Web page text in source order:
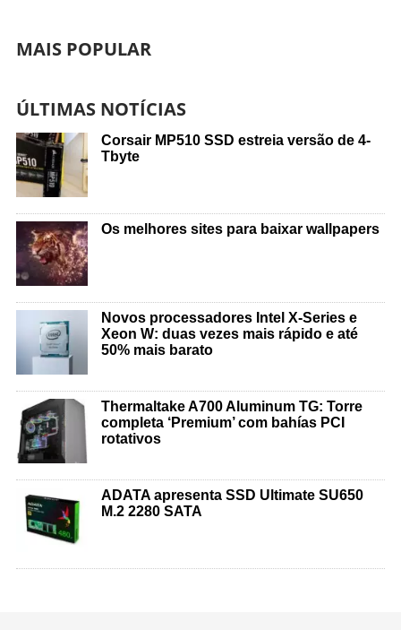
MAIS POPULAR
ÚLTIMAS NOTÍCIAS
Corsair MP510 SSD estreia versão de 4-
Tbyte
Os melhores sites para baixar wallpapers
Novos processadores Intel X-Series e
Xeon W: duas vezes mais rápido e até
50% mais barato
Thermaltake A700 Aluminum TG: Torre
completa ‘Premium’ com bahías PCI
rotativos
ADATA apresenta SSD Ultimate SU650
M.2 2280 SATA